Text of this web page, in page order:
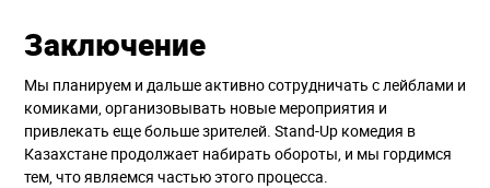
Заключение
Мы планируем и дальше активно сотрудничать с лейблами и
комиками, организовывать новые мероприятия и
привлекать еще больше зрителей. Stand-Up комедия в
Казахстане продолжает набирать обороты, и мы гордимся
тем, что являемся частью этого процесса.